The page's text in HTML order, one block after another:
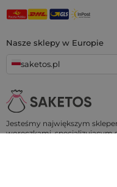
Jesteśmy największym
woreczkami, specjalizującym
Nasze sklepy w Europie
saketos.pl